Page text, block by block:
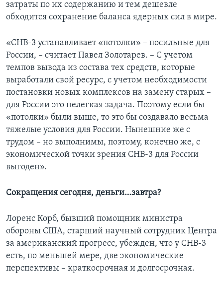
затраты по их содержанию и тем дешевле
обходится сохранение баланса ядерных сил в мире.
«СНВ-3 устанавливает «потолки» – посильные для
России, – считает Павел Золотарев. – С учетом
темпов вывода из состава тех средств, которые
выработали свой ресурс, с учетом необходимости
постановки новых комплексов на замену старых –
для России это нелегкая задача. Поэтому если бы
«потолки» были выше, то это бы создавало весьма
тяжелые условия для России. Нынешние же с
трудом – но выполнимы, поэтому, конечно же, с
экономической точки зрения СНВ-3 для России
выгоден».
Сокращения сегодня, деньги…завтра?
Лоренс Корб, бывший помощник министра
обороны США, старший научный сотрудник Центра
за американский прогресс, убежден, что у СНВ-3
есть, по меньшей мере, две экономические
перспективы – краткосрочная и долгосрочная.